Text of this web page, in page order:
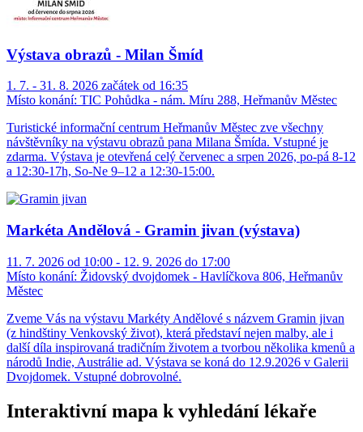
Výstava obrazů - Milan Šmíd
1. 7. - 31. 8. 2026 začátek od 16:35
Místo konání: TIC Pohůdka - nám. Míru 288, Heřmanův Městec
Turistické informační centrum Heřmanův Městec zve všechny
návštěvníky na výstavu obrazů pana Milana Šmída. Vstupné je
zdarma. Výstava je otevřená celý červenec a srpen 2026, po-pá 8-12
a 12:30-17h, So-Ne 9–12 a 12:30-15:00.
Markéta Andělová - Gramin jivan (výstava)
11. 7. 2026 od 10:00 - 12. 9. 2026 do 17:00
Místo konání: Židovský dvojdomek - Havlíčkova 806, Heřmanův
Městec
Zveme Vás na výstavu Markéty Andělové s názvem Gramin jivan
(z hindštiny Venkovský život), která představí nejen malby, ale i
další díla inspirovaná tradičním životem a tvorbou několika kmenů a
národů Indie, Austrálie ad. Výstava se koná do 12.9.2026 v Galerii
Dvojdomek. Vstupné dobrovolné.
Interaktivní mapa k vyhledání lékaře